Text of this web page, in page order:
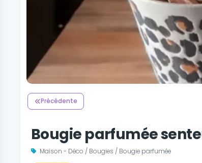
Précédente
Bougie parfumée
Maison - Déco / Bougies / Bougie parfumée